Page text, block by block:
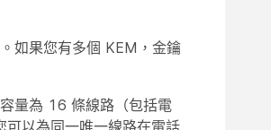
如果您有多個 KEM，金鑰
量為 16 條線路（包括電
以為同一唯一線路在電話